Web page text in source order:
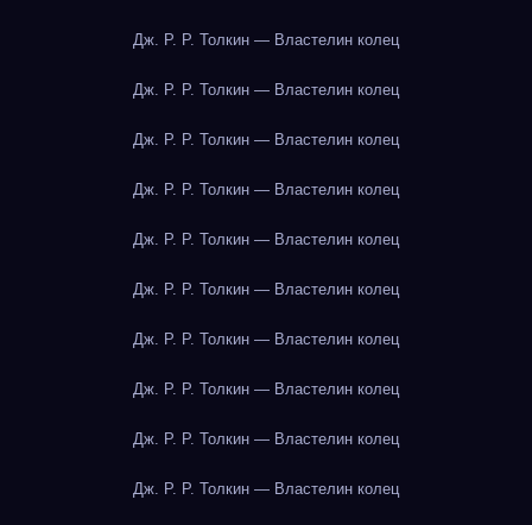
Дж. Р. Р. Толкин — Властелин колец
Дж. Р. Р. Толкин — Властелин колец
Дж. Р. Р. Толкин — Властелин колец
Дж. Р. Р. Толкин — Властелин колец
Дж. Р. Р. Толкин — Властелин колец
Дж. Р. Р. Толкин — Властелин колец
Дж. Р. Р. Толкин — Властелин колец
Дж. Р. Р. Толкин — Властелин колец
Дж. Р. Р. Толкин — Властелин колец
Дж. Р. Р. Толкин — Властелин колец